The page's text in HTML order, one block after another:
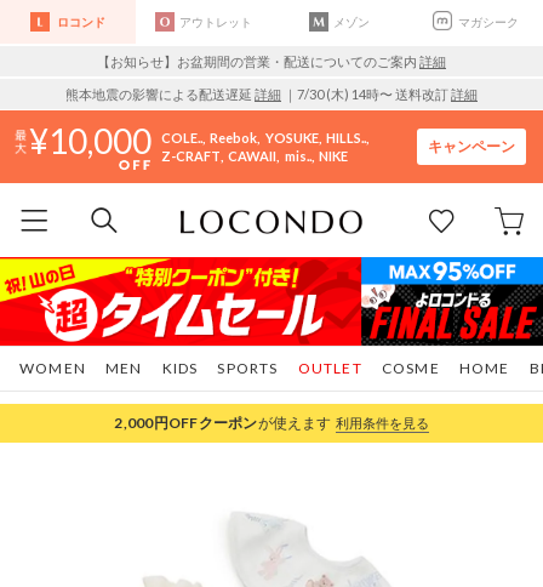
ロコンド アウトレット メゾン マガシーク
【お知らせ】お盆期間の営業・配送についてのご案内 詳細
熊本地震の影響による配送遅延 詳細 ｜7/30 (木) 14時〜 送料改訂詳細
10,000 COLE.. Reebok YOSUKE HILLS..
Z-CRAFT CAWAII mis.. NIKE
キャンペーン
WOMEN MEN KIDS SPORTS COSME HOME
OUTLET
2,000円OFFクーポンが使えます 利用条件を見る